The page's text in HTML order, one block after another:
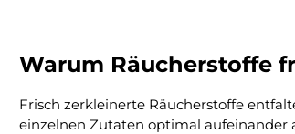
Warum Räucherstoffe
Frisch zerkleinerte Räucherstoffe
einzelnen Zutaten optimal aufeinander